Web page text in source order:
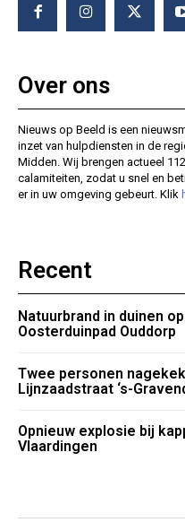
Over ons
Nieuws op Beeld is een
inzet van hulpdiensten in de
Midden. Wij brengen actueel
calamiteiten, zodat u snel en
er in uw omgeving gebeurt. Klik
Recent
Natuurbrand in duinen
Oosterduinpad Ouddorp
Twee personen
Lijnzaadstraat ‘s-
Opnieuw explosie bij
Vlaardingen